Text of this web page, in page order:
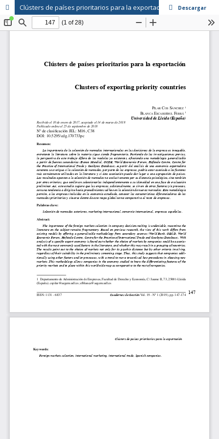
Clústers de países prioritarios para la exportación Descargar